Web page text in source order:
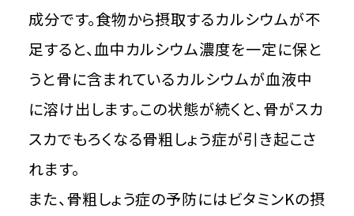
成分です。食物から摂取するカルシウムが不
足すると、血中カルシウム濃度を一定に保と
うと骨に含まれているカルシウムが血液中
に溶け出します。この状態が続くと、骨がスカ
スカでもろくなる骨粗しょう症が引き起こさ
れます。
また、骨粗しょう症の予防にはビタミンKの摂